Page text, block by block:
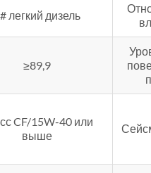
легкий дизель
≥89,9
CF/15W-40 или
выше